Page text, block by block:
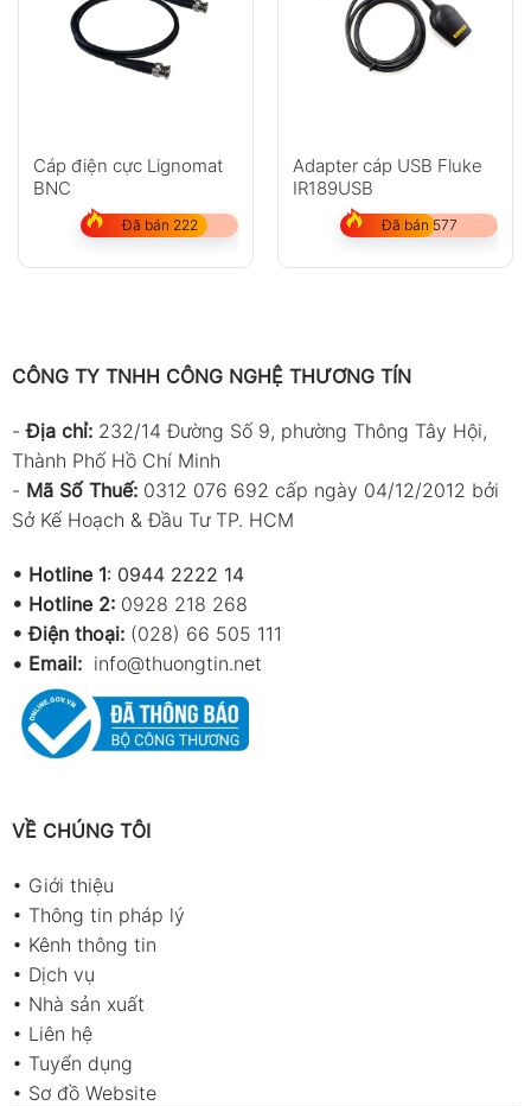
Cáp điện cực Lignomat
BNC
Đã bán 222
Adapter cáp USB Fluke
IR189USB
Đã bán 577
CÔNG TY TNHH CÔNG NGHỆ THƯƠNG TÍN
-Địa chỉ: 232/14 Đường Số 9, phường Thông Tây Hội,
Thành Phố Hồ Chí Minh
- Mã Số Thuế: 0312 076 692 cấp ngày 04/12/2012 bởi
Sở Kế Hoạch & Đầu Tư TP. HCM
• Hotline 1: 0944 2222 14
• Hotline 2: 0928 218 268
• Điện thoại: (028) 66 505 111
• Email: info@thuongtin.net
VỀ CHÚNG TÔI
• Giới thiệu
• Thông tin pháp lý
• Kênh thông tin
• Dịch vụ
• Nhà sản xuất
• Liên hệ
• Tuyển dụng
• Sơ đồ Website